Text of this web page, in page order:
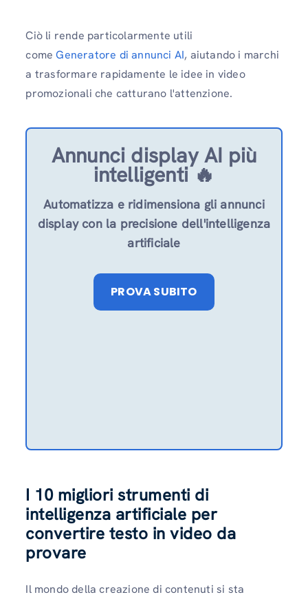
Ciò li rende particolarmente utili
comeGeneratore di annunci AI, aiutando i marchi
a trasformare rapidamente le idee in video
promozionali che catturano l'attenzione.
Annunci display AI più
intelligenti 🔥
Automatizza e ridimensiona gli annunci
display con la precisione dell'intelligenza
artificiale
PROVA SUBITO
I 10 migliori strumenti di
intelligenza artificiale per
convertire testo in video da
provare
Il mondo della creazione di contenuti si sta